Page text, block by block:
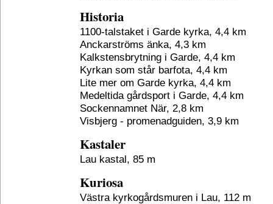
Historia
1100-talstaket i Garde kyrka, 4,4 km
Anckarströms änka, 4,3 km
Kalkstensbrytning i Garde, 4,4 km
Kyrkan som står barfota, 4,4 km
Lite mer om Garde kyrka, 4,4 km
Medeltida gårdsport i Garde, 4,4 km
Sockennamnet När, 2,8 km
Visbjerg - promenadguiden, 3,9 km
Kastaler
Lau kastal, 85 m
Kuriosa
Västra kyrkogårdsmuren i Lau, 112 m